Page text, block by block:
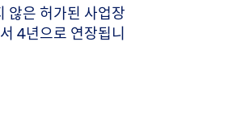
않은 허가된 사업장
4년으로 연장됩니